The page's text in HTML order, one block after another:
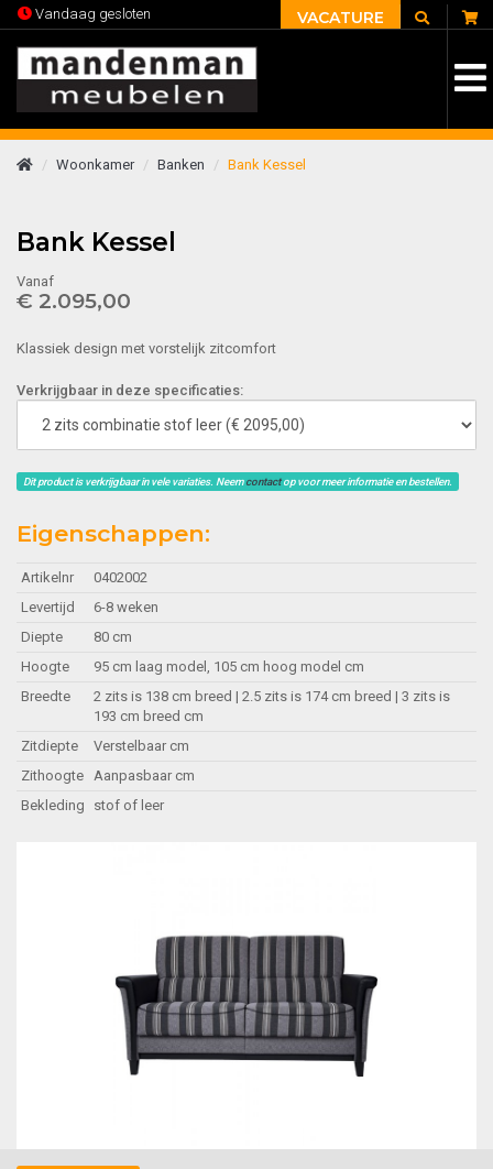
Vandaag gesloten VACATURE
Woonkamer Banken Bank Kessel
Bank Kessel
Vanaf
€ 2.095,00
Klassiek design met vorstelijk zitcomfort
Verkrijgbaar in deze specificaties:
Dit product is verkrijgbaar in vele variaties. Neemcontactop voor meer informatie en bestellen.
Eigenschappen:
Artikelnr
0402002
Levertijd
6-8 weken
Diepte
80 cm
Hoogte
95 cm laag model, 105 cm hoog model cm
Breedte
2 zits is 138 cm breed | 2.5 zits is 174 cm breed | 3 zits is
193 cm breed cm
Zitdiepte
Verstelbaar cm
Zithoogte Aanpasbaar cm
Bekleding
stof of leer